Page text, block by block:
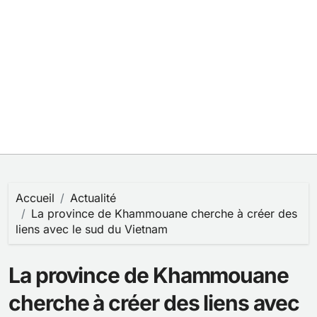
Accueil
Actualité
La province de Khammouane cherche à créer des
liens avec le sud du Vietnam
La province de Khammouane
cherche à créer des liens avec